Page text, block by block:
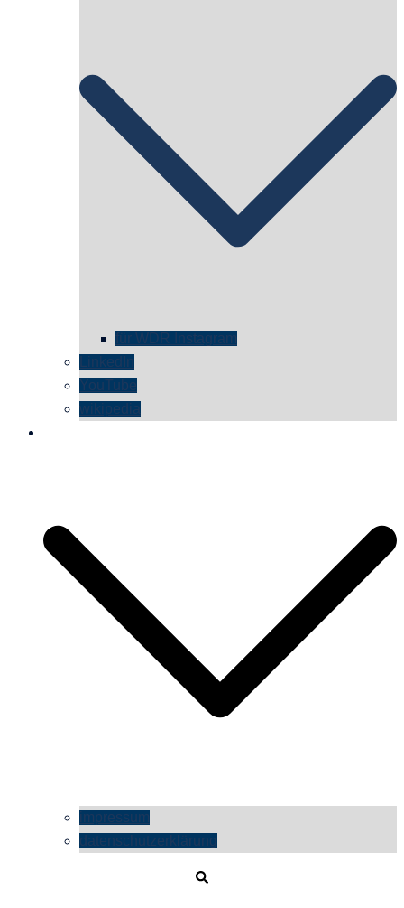
für WDR Instagram
LinkedIn
YouTube
wikipedia
impressum
datenschutzerklärung